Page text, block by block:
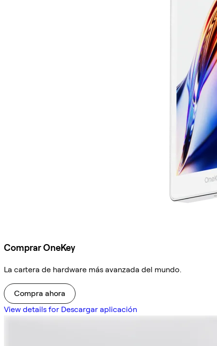
Comprar OneKey
La cartera de hardware más avanzada del mundo.
Compra ahora
View details for Descargar aplicación